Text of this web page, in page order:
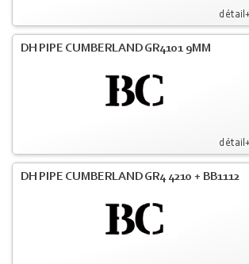
DH PIPE CUMBERLAND GR4101 9MM
DH PIPE CUMBERLAND GR4 4210 + BB1112